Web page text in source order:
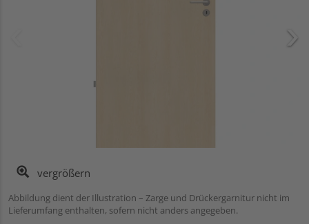
vergrößern
Abbildung dient der Illustration – Zarge und Drückergarnitur nicht im
Lieferumfang enthalten, sofern nicht anders angegeben.